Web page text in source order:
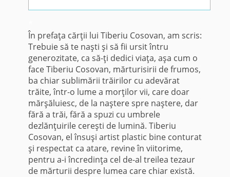
În prefaţa cărţii lui Tiberiu Cosovan, am scris:
Trebuie să te naşti şi să fii ursit întru
generozitate, ca să-ţi dedici viaţa, aşa cum o
face Tiberiu Cosovan, mărturisirii de frumos,
ba chiar sublimării trăirilor cu adevărat
trăite, într-o lume a morţilor vii, care doar
mărşăluiesc, de la naştere spre naştere, dar
fără a trăi, fără a spuzi cu umbrele
dezlănţuirile cereşti de lumină. Tiberiu
Cosovan, el însuşi artist plastic bine conturat
şi respectat ca atare, revine în viitorime,
pentru a-i încredinţa cel de-al treilea tezaur
de mărturii despre lumea care chiar există.